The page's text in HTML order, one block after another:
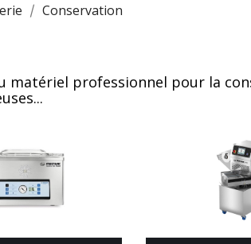
Conservation
matériel professionnel pour la